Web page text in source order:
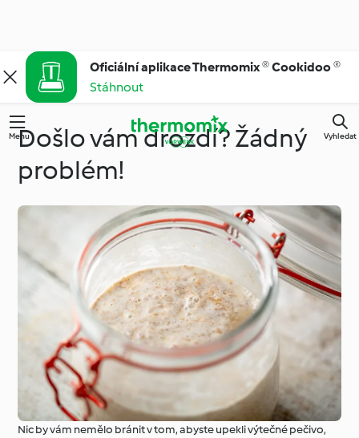
Oficiální aplikace Thermomix ® Cookidoo ®
Stáhnout
Menu Vyhledat
Došlo vám droždí? Žádný
problém!
Nic by vám nemělo bránit v tom, abyste upekli výtečné pečivo,